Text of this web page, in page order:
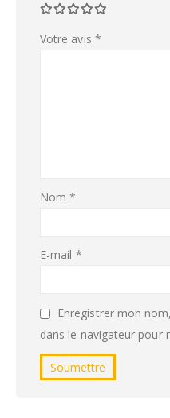
Votre avis *
Nom*
E-mail *
Enregistrer mon
dans le navigateur pour